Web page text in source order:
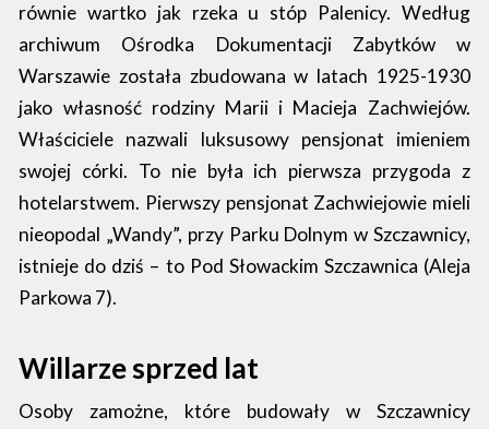
równie wartko jak rzeka u stóp Palenicy. Według
archiwum Ośrodka Dokumentacji Zabytków w
Warszawie została zbudowana w latach 1925-1930
jako własność rodziny Marii i Macieja Zachwiejów.
Właściciele nazwali luksusowy pensjonat imieniem
swojej córki. To nie była ich pierwsza przygoda z
hotelarstwem. Pierwszy pensjonat Zachwiejowie mieli
nieopodal „Wandy”, przy Parku Dolnym w Szczawnicy,
istnieje do dziś – to Pod Słowackim Szczawnica (Aleja
Parkowa 7).
Willarze sprzed lat
Osoby zamożne, które budowały w Szczawnicy